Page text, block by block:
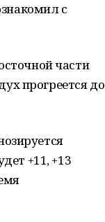
с
части
прогреется до
+11, +13